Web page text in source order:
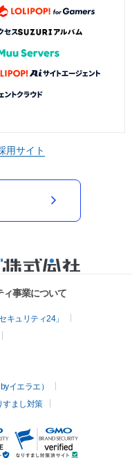
用サイト
ィ事業について
キュリティ24」
イエラエ）
すまし対策